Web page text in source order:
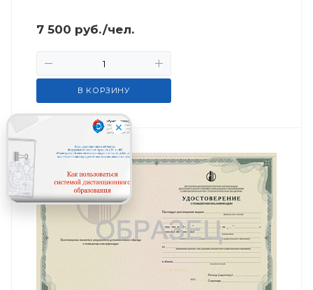
7 500 руб./чел.
В КОРЗИНУ